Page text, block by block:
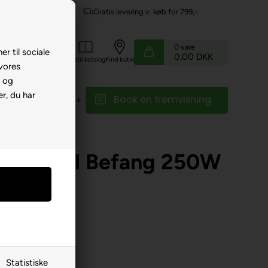
til sociale
og
du har
Statistiske
Service hos dig
Bestil katalogFind butik
0 vare
0,00 DKK
Reservedele Book en fremvisning
elcykel Befang 250W